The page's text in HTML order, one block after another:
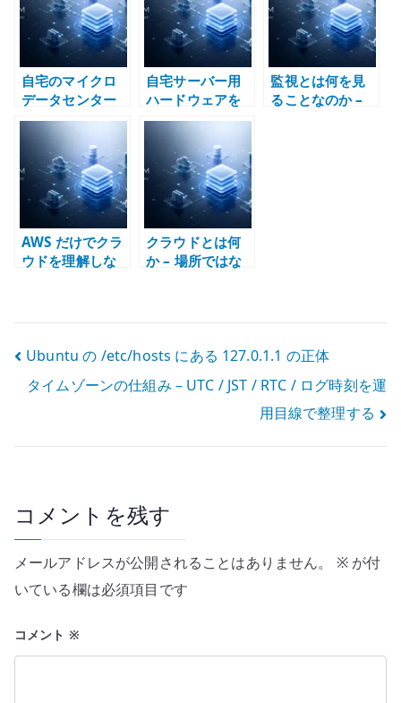
ける
で
自宅のマイクロ
データセンター
とは何か –
Home Lab をイ
ンフラ設計の実
験場にする
自宅サーバー用
ハードウェアを
どう選ぶか – 小
型ベアボーンで
KVM 基盤を作る
監視とは何を見
ることなのか –
AWS だけでクラ
ウドを理解しな
クラウドとは何
か – 場所ではな
投
稿
ゲ
ー
シ
ン
Ubuntu の /etc/hosts にある 127.0.1.1 の正体
タイムゾーンの仕組み – UTC / JST / RTC / ログ時刻を運
用目線で整理する
コメントを残す
メールアドレスが公開されることはありません。 ※が付
いている欄は必須項目です
コメント ※